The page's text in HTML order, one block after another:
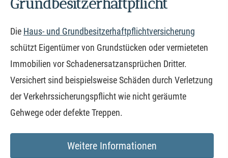
Grundbesitzerhaftpflicht
Die Haus- und Grundbesitzerhaftpflichtversicherung
schützt Eigentümer von Grundstücken oder vermieteten
Immobilien vor Schadenersatzansprüchen Dritter.
Versichert sind beispielsweise Schäden durch Verletzung
der Verkehrssicherungspflicht wie nicht geräumte
Gehwege oder defekte Treppen.
Weitere Informationen